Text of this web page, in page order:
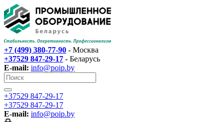
+7 (499) 380-77-90 - Москва
+37529 847-29-17‬ - Беларусь
E-mail: info@poip.by
+37529 847-29-17‬
+37529 847-29-17‬
E-mail: info@poip.by